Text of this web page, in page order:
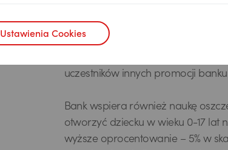
Uczestnikiem promocji może być
uczestników innych promocji
Bank wspiera również naukę
otworzyć dziecku w wieku 0-17 lat
wyższe oprocentowanie – 5% w
Ustawienia Cookies